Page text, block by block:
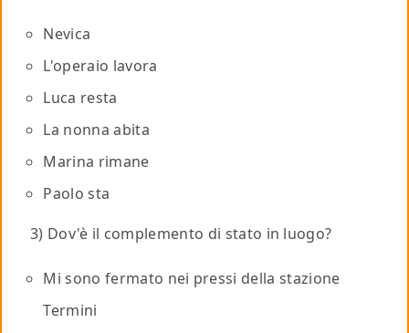
Nevica
L'operaio lavora
Luca resta
La nonna abita
Marina rimane
Paolo sta
3) Dov'è il complemento di stato in luogo?
Mi sono fermato nei pressi della stazione
Termini